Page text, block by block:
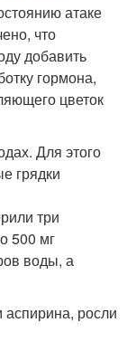
атаке
что
добавить
гормона,
цветок
Для этого
грядки
три
500 мг
воды, а
росли